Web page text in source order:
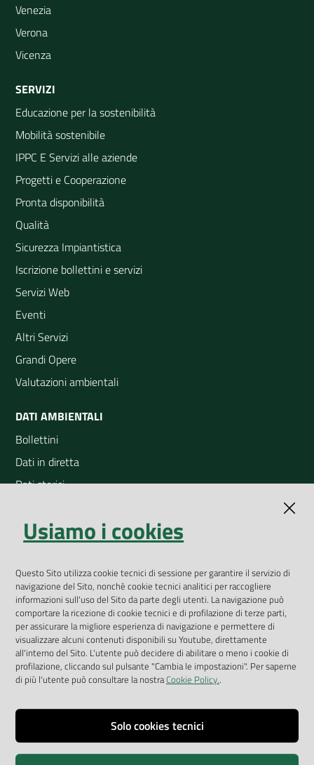
Venezia
Verona
Vicenza
SERVIZI
Educazione per la sostenibilità
Mobilità sostenibile
IPPC E Servizi alle aziende
Progetti e Cooperazione
Pronta disponibilità
Qualità
Sicurezza Impiantistica
Iscrizione bollettini e servizi
Servizi Web
Eventi
Altri Servizi
Grandi Opere
Valutazioni ambientali
DATI AMBIENTALI
Bollettini
Dati in diretta
Dati storici
Open Data
App Arpav
Rapporti regionali annuali
Le Infografiche
Dispenser dati
Vai alla pagina
Privacy
Usiamo i cookies
Questo Sito utilizza cookie tecnici di sessione per garantire il servizio di
navigazione del Sito, nonchè cookie tecnici analitici per raccogliere
informazioni sull'uso del Sito da parte degli utenti. La navigazione può
comportare la ricezione di cookie tecnici e di profilazione di terze parti,
per assicurare la migliore esperienza di navigazione e permettere di
visualizzare alcuni contenuti disponibili su Youtube, direttamente
all'interno del Sito. L'utente può decidere di abilitare o meno i cookie di
profilazione, cliccando sul pulsante "Cambia le impostazioni". Per saperne
di più l'utente può consultare la nostraCookie Policy..
Solo cookies tecnici